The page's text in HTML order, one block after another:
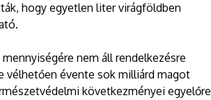
hogy egyetlen liter virágföldben
nem áll rendelkezésre
vélhetően évente sok milliárd magot
következményei egyelőre